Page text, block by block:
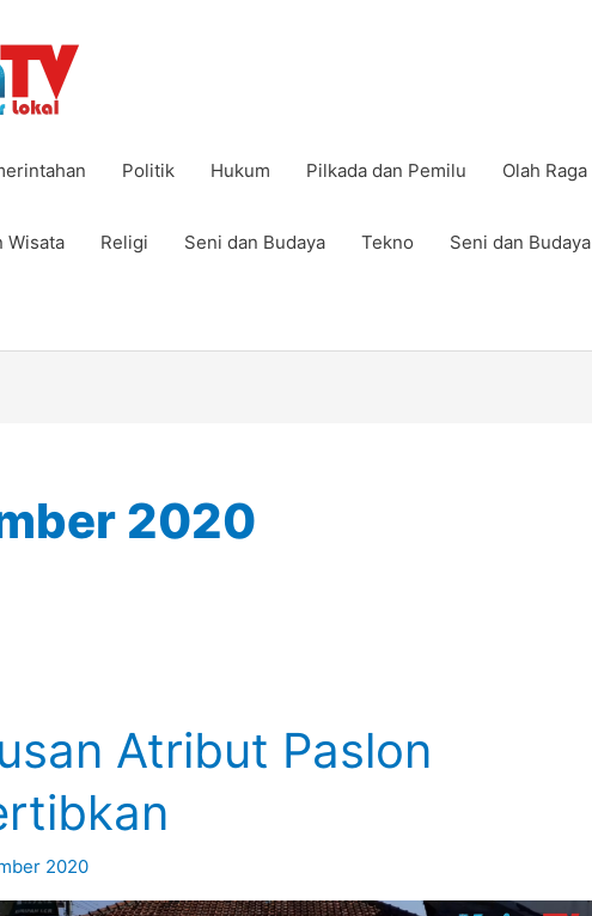
Politik Hukum Pilkada dan Pemilu Olah Raga
Wisata Religi Seni dan Budaya Tekno Seni dan Budaya
2020
Atribut Paslon
2020